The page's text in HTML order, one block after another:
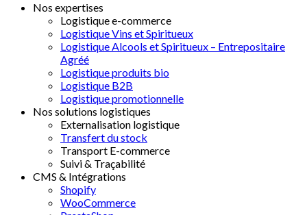
Nos expertises
Logistique e-commerce
Logistique Vins et Spiritueux
Logistique Alcools et Spiritueux – Entrepositaire
Agréé
Logistique produits bio
Logistique B2B
Logistique promotionnelle
Nos solutions logistiques
Externalisation logistique
Transfert du stock
Transport E-commerce
Suivi & Traçabilité
CMS & Intégrations
Shopify
WooCommerce